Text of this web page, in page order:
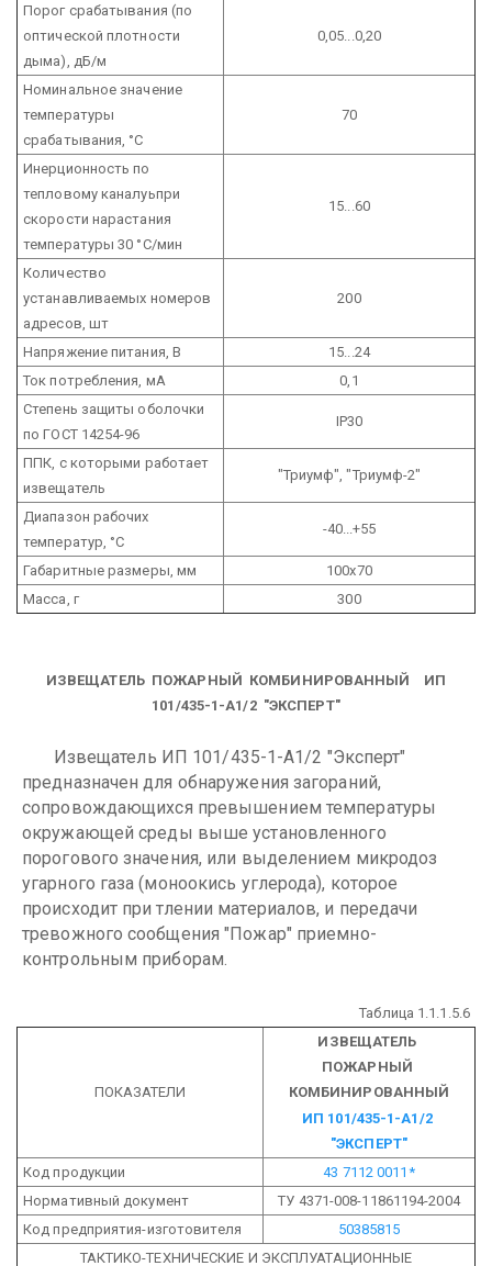
Порог срабатывания (по
оптической плотности
дыма), дБ/м
0,05...0,20
Номинальное значение
температуры
срабатывания, °С
70
Инерционность по
тепловому каналуьпри
скорости нарастания
температуры 30 °С/мин
15...60
Количество
устанавливаемых номеров
адресов, шт
200
Напряжение питания, В
15...24
Ток потребления, мА
0,1
Степень защиты оболочки
по ГОСТ 14254-96
IP30
ППК, с которыми работает
извещатель
"Триумф", "Триумф-2"
Диапазон рабочих
температур, °С
-40...+55
Габаритные размеры, мм
100х70
Масса, г
300
ИЗВЕЩАТЕЛЬ ПОЖАРНЫЙ КОМБИНИРОВАННЫЙ ИП
101/435-1-А1/2 "ЭКСПЕРТ"
Извещатель ИП 101/435-1-А1/2 "Эксперт"
предназначен для обнаружения загораний,
сопровождающихся превышением температуры
окружающей среды выше установленного
порогового значения, или выделением микродоз
угарного газа (моноокись углерода), которое
происходит при тлении материалов, и передачи
тревожного сообщения "Пожар" приемно-
контрольным приборам.
Таблица 1.1.1.5.6
ПОКАЗАТЕЛИ
ИЗВЕЩАТЕЛЬ
ПОЖАРНЫЙ
КОМБИНИРОВАННЫЙ
ИП 101/435-1-А1/2
"ЭКСПЕРТ"
Код продукции
43 7112 0011*
Нормативный документ
ТУ 4371-008-11861194-2004
Код предприятия-изготовителя
50385815
ТАКТИКО-ТЕХНИЧЕСКИЕ И ЭКСПЛУАТАЦИОННЫЕ